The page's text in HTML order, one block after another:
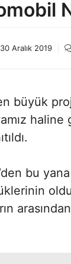
30 Aralık 2019
büyük
bu